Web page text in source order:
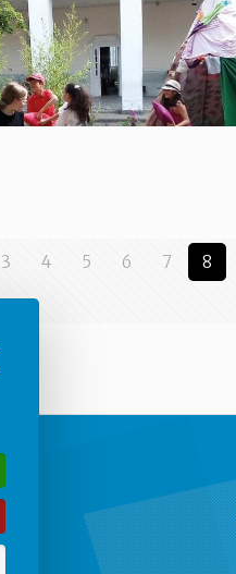
3 4 5 6 7 8